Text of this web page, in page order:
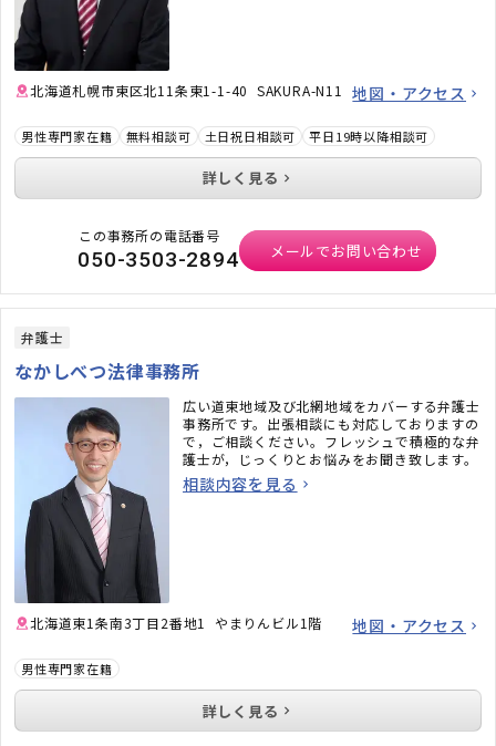
北海道札幌市東区北11条東1-1-40 SAKURA-N11 地図・アクセス
男性専門家在籍 無料相談可 土日祝日相談可 平日19時以降相談可
詳しく見る
この事務所の電話番号
050-3503-2894 メールでお問い合わせ
弁護士
なかしべつ法律事務所
広い道東地域及び北網地域をカバーする弁護士
事務所です。出張相談にも対応しておりますの
で，ご相談ください。フレッシュで積極的な弁
護士が，じっくりとお悩みをお聞き致します。
相談内容を見る
北海道東1条南3丁目2番地1 やまりんビル1階 地図・アクセス
男性専門家在籍
詳しく見る